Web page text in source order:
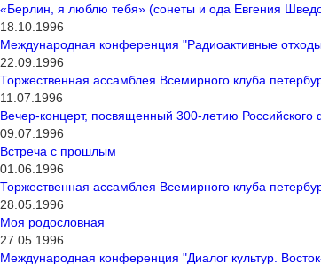
«Берлин, я люблю тебя» (сонеты и ода Евгения
18.10.1996
Международная конференция "Радиоактивные
22.09.1996
Торжественная ассамблея Всемирного клуба
11.07.1996
Вечер-концерт, посвященный 300-летию Российского
09.07.1996
Встреча с прошлым
01.06.1996
Торжественная ассамблея Всемирного клуба
28.05.1996
Моя родословная
27.05.1996
Международная конференция "Диалог культур.